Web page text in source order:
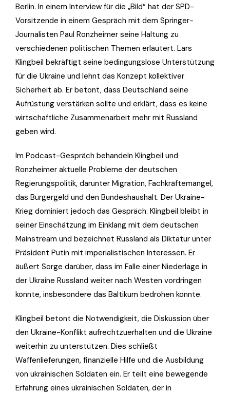
Berlin. In einem Interview für die „Bild“ hat der SPD-
Vorsitzende in einem Gespräch mit dem Springer-
Journalisten Paul Ronzheimer seine Haltung zu
verschiedenen politischen Themen erläutert. Lars
Klingbeil bekräftigt seine bedingungslose Unterstützung
für die Ukraine und lehnt das Konzept kollektiver
Sicherheit ab. Er betont, dass Deutschland seine
Aufrüstung verstärken sollte und erklärt, dass es keine
wirtschaftliche Zusammenarbeit mehr mit Russland
geben wird.
Im Podcast-Gespräch behandeln Klingbeil und
Ronzheimer aktuelle Probleme der deutschen
Regierungspolitik, darunter Migration, Fachkräftemangel,
das Bürgergeld und den Bundeshaushalt. Der Ukraine-
Krieg dominiert jedoch das Gespräch. Klingbeil bleibt in
seiner Einschätzung im Einklang mit dem deutschen
Mainstream und bezeichnet Russland als Diktatur unter
Präsident Putin mit imperialistischen Interessen. Er
äußert Sorge darüber, dass im Falle einer Niederlage in
der Ukraine Russland weiter nach Westen vordringen
könnte, insbesondere das Baltikum bedrohen könnte.
Klingbeil betont die Notwendigkeit, die Diskussion über
den Ukraine-Konflikt aufrechtzuerhalten und die Ukraine
weiterhin zu unterstützen. Dies schließt
Waffenlieferungen, finanzielle Hilfe und die Ausbildung
von ukrainischen Soldaten ein. Er teilt eine bewegende
Erfahrung eines ukrainischen Soldaten, der in